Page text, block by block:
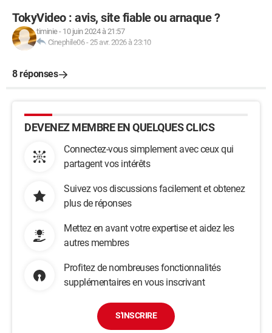
TokyVideo : avis, site fiable ou arnaque ?
timinie- 10 juin 2024 à 21:57
Cinephile06-25 avr. 2026 à 23:10
8 réponses
DEVENEZ MEMBRE EN QUELQUES CLICS
Connectez-vous simplement avec ceux qui
partagent vos intérêts
Suivez vos discussions facilement et obtenez
plus de réponses
Mettez en avant votre expertise et aidez les
autres membres
Profitez de nombreuses fonctionnalités
supplémentaires en vous inscrivant
S'INSCRIRE